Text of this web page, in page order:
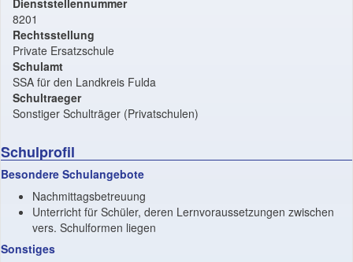
8201
Rechtsstellung
Private Ersatzschule
Schulamt
SSA für den Landkreis Fulda
Schultraeger
Sonstiger Schulträger (Privatschulen)
Schulprofil
Besondere Schulangebote
Nachmittagsbetreuung
Unterricht für Schüler, deren Lernvoraussetzungen zwischen
vers. Schulformen liegen
Sonstiges